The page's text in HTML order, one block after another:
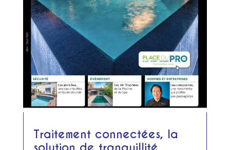
Traitement connectées, la